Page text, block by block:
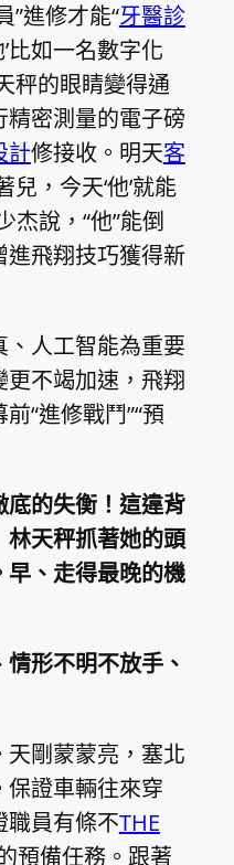
”進修才能“牙醫診
’比如一名數字化
秤的眼睛變得通
密測量的電子磅
計修接收。明天客
兒，今天‘他’就能
杰說，“他”能倒
飛翔技巧獲得新
人工智能為重要
不竭加速，飛翔
“進修戰鬥”“預
底的失衡！這違背
林天秤抓著她的頭
、走得最晚的機
形不明不放手、
剛蒙蒙亮，塞北
證車輛往來穿
職員有條不THE
預備任務。跟著